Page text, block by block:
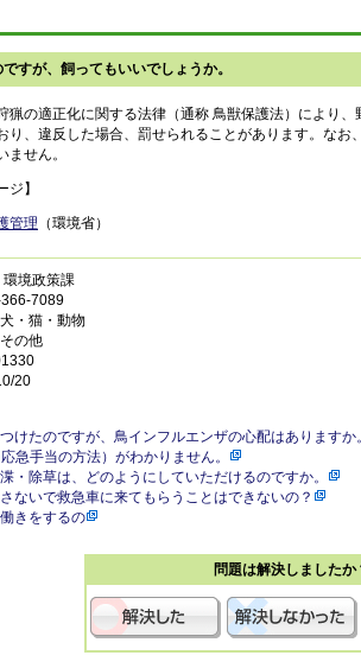
すが、飼ってもいいでしょうか。
猟の適正化に関する法律（通称 鳥獣保護法）により
り、違反した場合、罰せられることがあります。な
ません。
ジ】
管理 （環境省）
環境政策課
7089
・猫・動物
の他
20
けたのですが、鳥インフルエンザの心配はありますか。
急手当の方法）がわかりません。
・除草は、どのようにしていただけるのですか。
ないで救急車に来てもらうことはできないの？
きをするの
問題は解決しましたか